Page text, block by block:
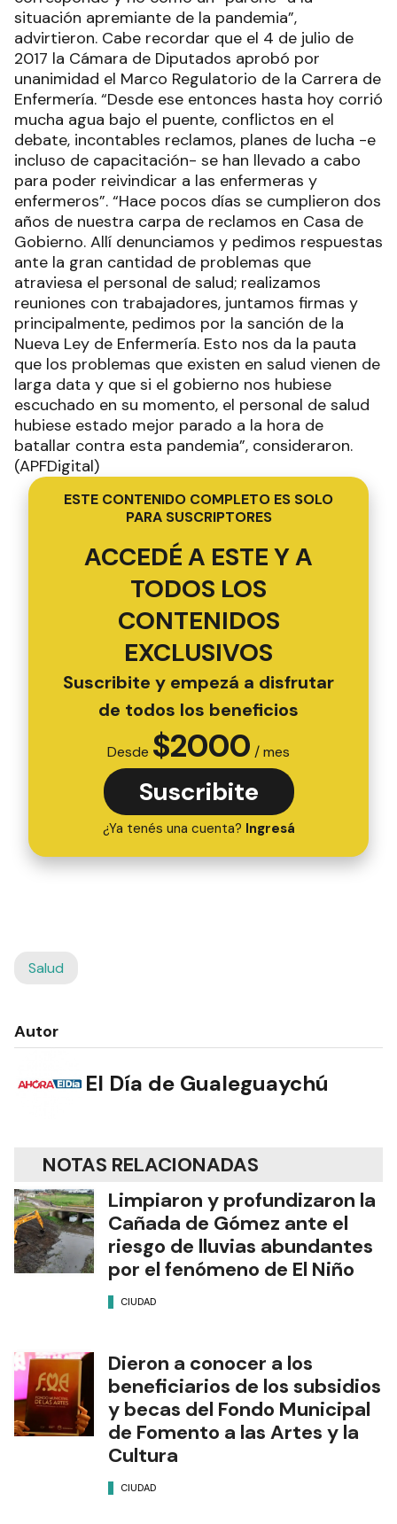
situación apremiante de la pandemia”,
advirtieron. Cabe recordar que el 4 de julio de
2017 la Cámara de Diputados aprobó por
unanimidad el Marco Regulatorio de la Carrera de
Enfermería. “Desde ese entonces hasta hoy corrió
mucha agua bajo el puente, conflictos en el
debate, incontables reclamos, planes de lucha -e
incluso de capacitación- se han llevado a cabo
para poder reivindicar a las enfermeras y
enfermeros”. “Hace pocos días se cumplieron dos
años de nuestra carpa de reclamos en Casa de
Gobierno. Allí denunciamos y pedimos respuestas
ante la gran cantidad de problemas que
atraviesa el personal de salud; realizamos
reuniones con trabajadores, juntamos firmas y
principalmente, pedimos por la sanción de la
Nueva Ley de Enfermería. Esto nos da la pauta
que los problemas que existen en salud vienen de
larga data y que si el gobierno nos hubiese
escuchado en su momento, el personal de salud
hubiese estado mejor parado a la hora de
batallar contra esta pandemia”, consideraron.
(APFDigital)
ESTE CONTENIDO COMPLETO ES SOLO
PARA SUSCRIPTORES
ACCEDÉ A ESTE Y A
TODOS LOS
CONTENIDOS
EXCLUSIVOS
Suscribite y empezá a disfrutar
de todos los beneficios
Desde $2000 / mes
Suscribite
¿Ya tenés una cuenta? Ingresá
Salud
Autor
El Día de Gualeguaychú
NOTAS RELACIONADAS
Limpiaron y profundizaron la
Cañada de Gómez ante el
riesgo de lluvias abundantes
por el fenómeno de El Niño
CIUDAD
Dieron a conocer a los
beneficiarios de los subsidios
y becas del Fondo Municipal
de Fomento a las Artes y la
Cultura
CIUDAD